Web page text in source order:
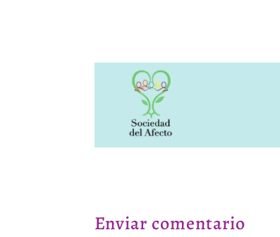
Enviar comentario